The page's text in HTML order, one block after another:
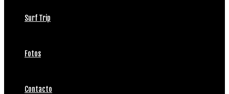
Surf Trip
Fotos
Contacto